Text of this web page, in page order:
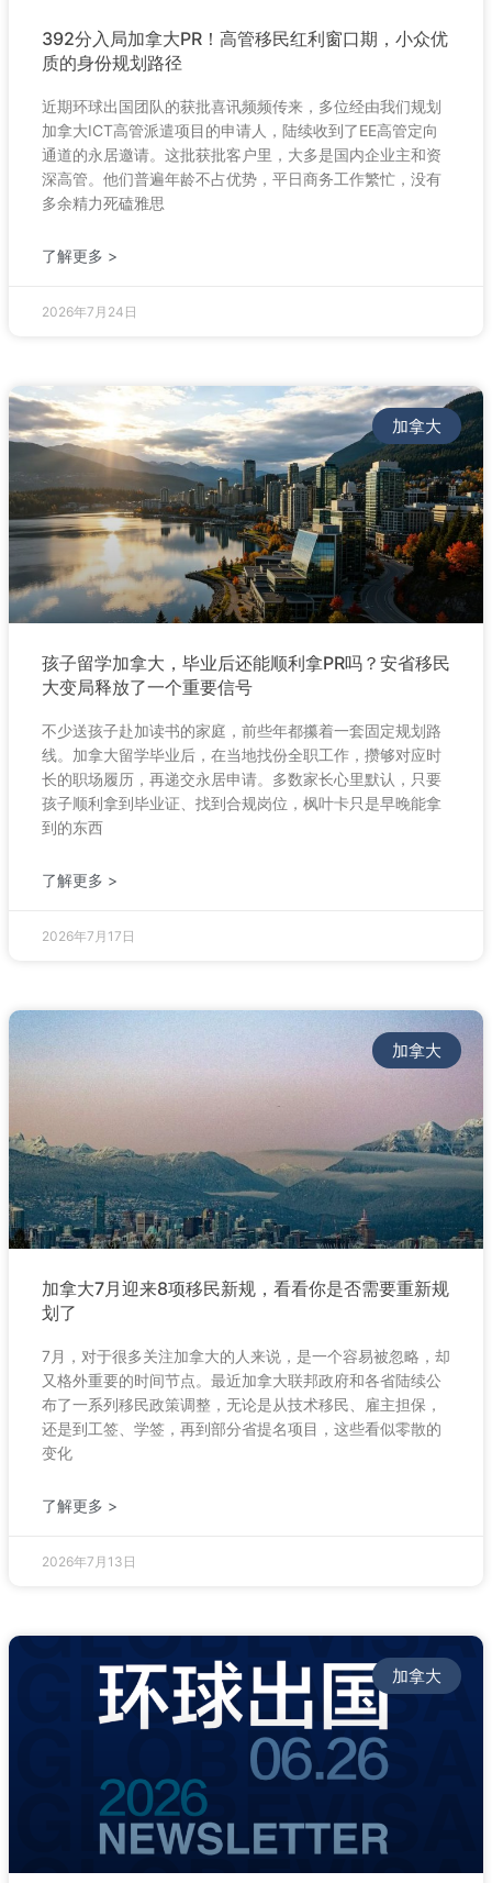
392分入局加拿大PR！高管移民红利窗口期，小众优
质的身份规划路径
近期环球出国团队的获批喜讯频频传来，多位经由我们规划
加拿大ICT高管派遣项目的申请人，陆续收到了EE高管定向
通道的永居邀请。这批获批客户里，大多是国内企业主和资
深高管。他们普遍年龄不占优势，平日商务工作繁忙，没有
多余精力死磕雅思
了解更多 >
2026年7月24日
加拿大
孩子留学加拿大，毕业后还能顺利拿PR吗？安省移民
大变局释放了一个重要信号
不少送孩子赴加读书的家庭，前些年都攥着一套固定规划路
线。加拿大留学毕业后，在当地找份全职工作，攒够对应时
长的职场履历，再递交永居申请。多数家长心里默认，只要
孩子顺利拿到毕业证、找到合规岗位，枫叶卡只是早晚能拿
到的东西
了解更多 >
2026年7月17日
加拿大
加拿大7月迎来8项移民新规，看看你是否需要重新规
划了
7月，对于很多关注加拿大的人来说，是一个容易被忽略，却
又格外重要的时间节点。最近加拿大联邦政府和各省陆续公
布了一系列移民政策调整，无论是从技术移民、雇主担保，
还是到工签、学签，再到部分省提名项目，这些看似零散的
变化
了解更多 >
2026年7月13日
加拿大